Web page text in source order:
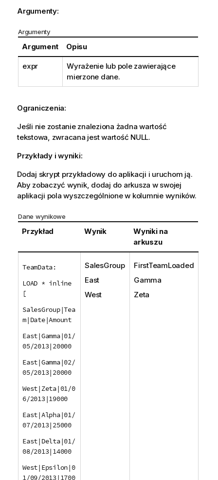
a
Argumenty:
Argumenty
Argument Opisu
expr
Wyrażenie lub pole zawierające
mierzone dane.
Ograniczenia:
Jeśli nie zostanie znaleziona żadna wartość
tekstowa, zwracana jest wartość NULL.
Przykłady i wyniki:
Dodaj skrypt przykładowy do aplikacji i uruchom ją.
Aby zobaczyć wynik, dodaj do arkusza w swojej
aplikacji pola wyszczególnione w kolumnie wyników.
Dane wynikowe
Przykład Wynik
Wyniki na
arkuszu
TeamData:
LOAD * inline
[
SalesGroup|Tea
m|Date|Amount
East|Gamma|01/
05/2013|20000
East|Gamma|02/
05/2013|20000
West|Zeta|01/0
6/2013|19000
East|Alpha|01/
07/2013|25000
East|Delta|01/
08/2013|14000
West|Epsilon|0
1/09/2013|1700
SalesGroup
East
West
FirstTeamLoaded
Gamma
Zeta